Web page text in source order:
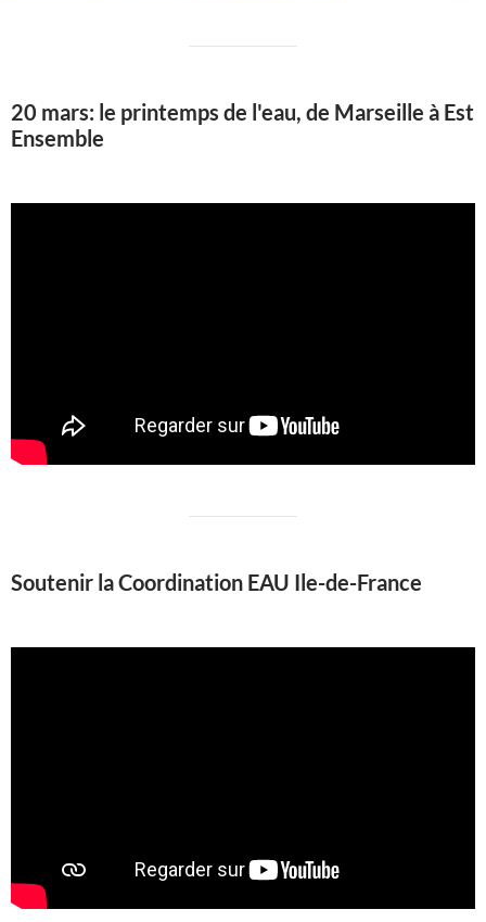
20 mars: le printemps de l'eau, de Marseille à Est
Ensemble
Soutenir la Coordination EAU Ile-de-France